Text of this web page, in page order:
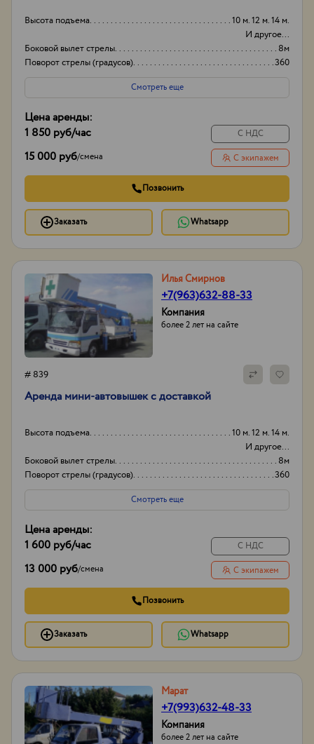
Высота подъема
10 м. 12 м. 14 м.
И другое...
Боковой вылет стрелы
8м
Поворот стрелы (градусов)
360
Грузоподьемность корзины:
500
Смотреть еще
Цена аренды:
1 850 руб/час
15 000 руб/смена
С НДС
С экипажем
Позвонить
Заказать Whatsapp
Илья Смирнов
+7(963)632-88-33
Компания
более 2 лет на сайте
# 839
Аренда мини-автовышек с доставкой
Высота подъема
10 м. 12 м. 14 м.
И другое...
Боковой вылет стрелы
8м
Поворот стрелы (градусов)
360
Грузоподьемность корзины:
250кг
Смотреть еще
Цена аренды:
1 600 руб/час
13 000 руб/смена
С НДС
С экипажем
Позвонить
Заказать Whatsapp
Марат
+7(993)632-48-33
Компания
более 2 лет на сайте